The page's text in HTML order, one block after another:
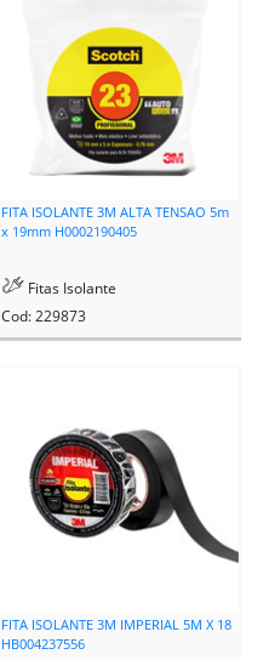
FITA ISOLANTE 3M ALTA TENSAO 5m
x 19mm H0002190405
Fitas Isolante
Cod: 229873
FITA ISOLANTE 3M IMPERIAL 5M X 18
HB004237556